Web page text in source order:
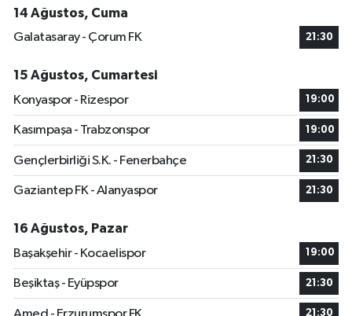
14 Ağustos, Cuma
Galatasaray - Çorum FK
21:30
15 Ağustos, Cumartesi
Konyaspor - Rizespor
19:00
Kasımpaşa - Trabzonspor 19:00
Gençlerbirliği S.K. - Fenerbahçe 21:30
Gaziantep FK - Alanyaspor 21:30
16 Ağustos, Pazar
Başakşehir - Kocaelispor
19:00
Beşiktaş - Eyüpspor 21:30
21:30